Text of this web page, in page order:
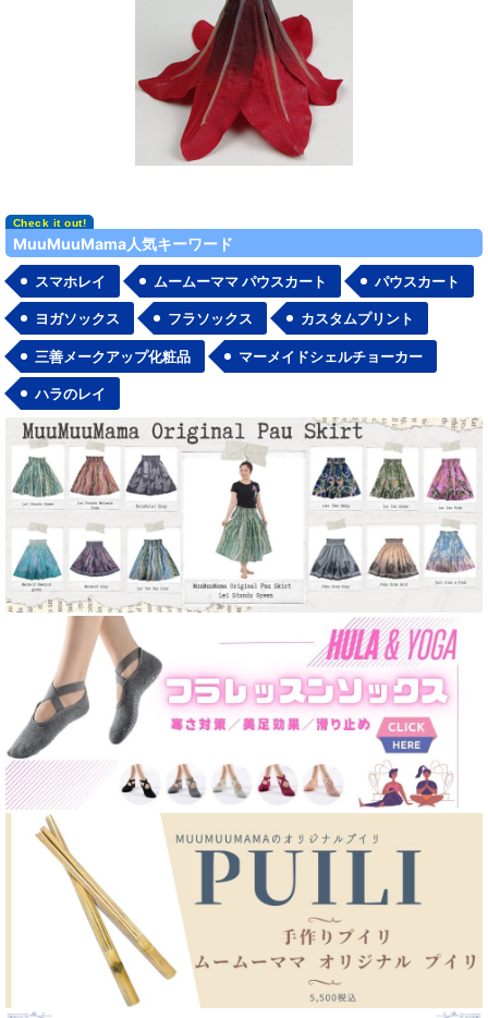
MuuMuuMama人気キーワード
スマホレイ ムームーママ パウスカート パウスカート
ヨガソックス フラソックス カスタムプリント
三善メークアップ化粧品 マーメイドシェルチョーカー
ハラのレイ